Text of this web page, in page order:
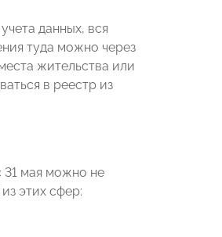
данных, вся
туда можно через
жительства или
в реестр из
31 мая можно не
этих сфер: